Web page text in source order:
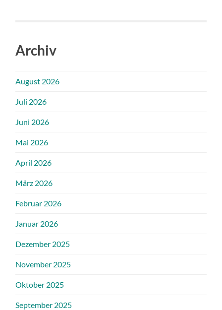
Archiv
August 2026
Juli 2026
Juni 2026
Mai 2026
April 2026
März 2026
Februar 2026
Januar 2026
Dezember 2025
November 2025
Oktober 2025
September 2025